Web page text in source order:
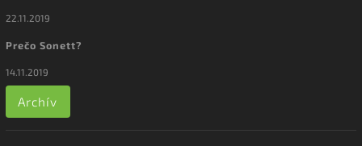
22.11.2019
Prečo Sonett?
14.11.2019
Archív